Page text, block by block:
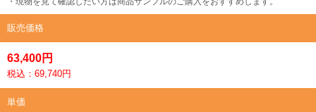
販売価格
63,400円
税込：69,740円
単価